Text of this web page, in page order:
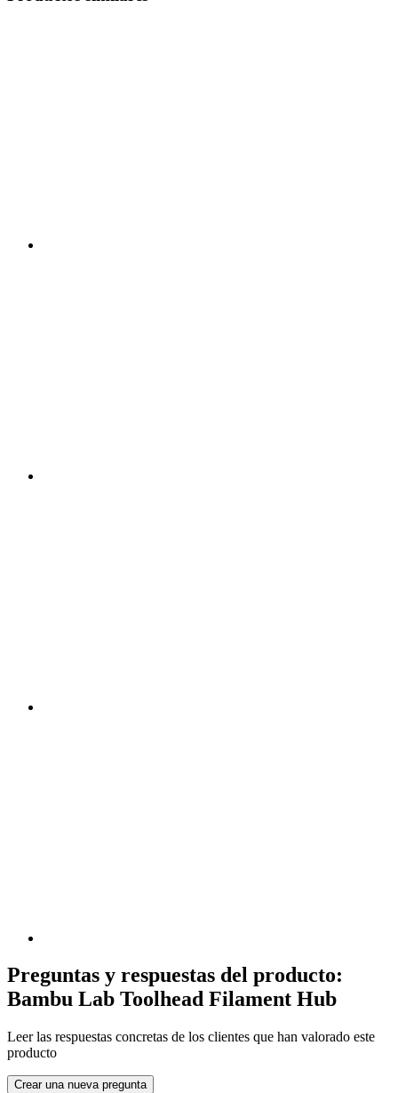
Preguntas y respuestas del producto:
Bambu Lab Toolhead Filament Hub
Leer las respuestas concretas de los clientes que han valorado este
producto
Crear una nueva pregunta